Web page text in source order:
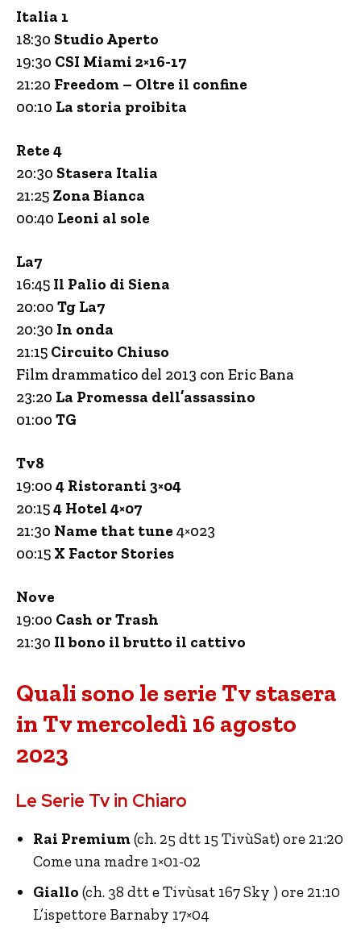
Italia 1
18:30 Studio Aperto
19:30 CSI Miami 2×16-17
21:20 Freedom – Oltre il confine
00:10 La storia proibita
Rete 4
20:30 Stasera Italia
21:25 Zona Bianca
00:40 Leoni al sole
La7
16:45 Il Palio di Siena
20:00 Tg La7
20:30 In onda
21:15 Circuito Chiuso
Film drammatico del 2013 con Eric Bana
23:20 La Promessa dell’assassino
01:00 TG
Tv8
19:00 4 Ristoranti 3×04
20:154 Hotel 4×07
21:30 Name that tune 4×023
00:15 X Factor Stories
Nove
19:00 Cash or Trash
21:30 Il bono il brutto il cattivo
Quali sono le serie Tv stasera
in Tv mercoledì 16 agosto
2023
Le Serie Tv in Chiaro
Rai Premium(ch. 25 dtt 15 TivùSat) ore 21:20
Come una madre 1×01-02
Giallo (ch. 38 dtt e Tivùsat 167 Sky ) ore 21:10
L’ispettore Barnaby 17×04